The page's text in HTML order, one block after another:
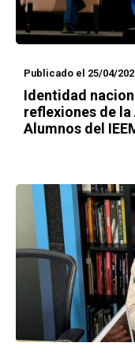
Publicado el 25/04/
Identidad
reflexiones de la
Alumnos del